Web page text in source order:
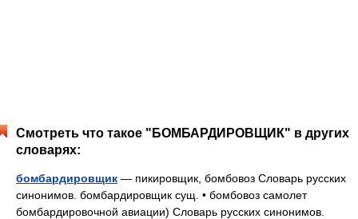
Смотреть что такое "БОМБАРДИРОВЩИК" в других
словарях:
бомбардировщик — пикировщик, бомбовоз Словарь русских
синонимов. бомбардировщик сущ. • бомбовоз самолет
бомбардировочной авиации) Словарь русских синонимов.